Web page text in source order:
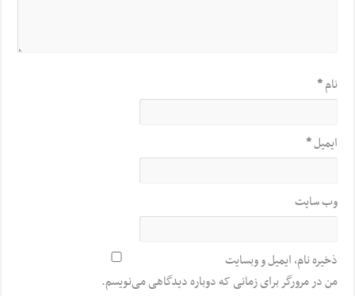
نام*
ایمیل*
وب‌ سایت
ذخیره نام، ایمیل و وبسایت
من در مرورگر برای زمانی که دوباره دیدگاهی می‌نویسم.